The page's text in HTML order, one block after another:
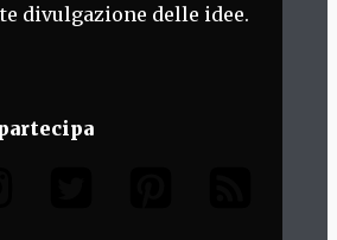
divulgazione delle idee.